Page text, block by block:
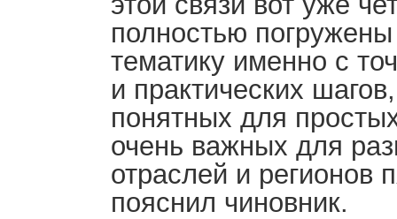
полностью
тематику именно с
и практических
понятных для
очень важных для
отраслей и регионов
пояснил чиновник.